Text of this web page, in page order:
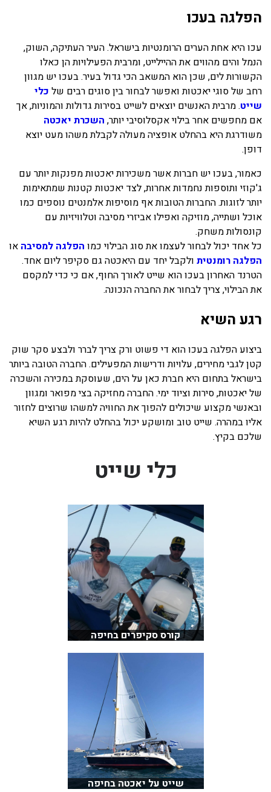
בכנרת למשפחות
בצפון
בארץ
לקפריסין
נתניה
בבאר שבע
הפלגה בעכו
עכו היא אחת הערים הרומנטיות בישראל. העיר העתיקה, השוק,
הנמל והים מהווים את ההיילייט, ומרבית הפעילויות הן כאלו
הקשורות לים, שכן הוא המשאב הכי גדול בעיר. בעכו יש מגוון
רחב של סוגי יאכטות ואפשר לבחור בין סוגים רבים של כלי
שייט. מרבית האנשים יוצאים לשייט בסירות גדולות והמוניות, אך
אם מחפשים אחר בילוי אקסלוסיבי יותר, השכרת יאכטה
משודרגת היא בהחלט אופציה מעולה לקבלת משהו מעט יוצא
דופן.
כאמור, בעכו יש חברות אשר משכירות יאכטות מפנקות יותר עם
ג'קוזי ותוספות נחמדות אחרות, לצד יאכטות קטנות שמתאימות
יותר לזוגות. החברות הטובות אף מוסיפות אלמנטים נוספים כמו
אוכל ושתייה, מוזיקה ואפילו אביזרי מסיבה וטלוויזיות עם
קונסולות משחק.
כל אחד יכול לבחור לעצמו את סוג הבילוי כמו הפלגה למסיבה או
הפלגה רומנטית ולקבל יחד עם היאכטה גם סקיפר ליום אחד.
הטרנד האחרון בעכו הוא שייט לאורך החוף, אם כי כדי למקסם
את הבילוי, צריך לבחור את החברה הנכונה.
רגע השיא
ביצוע הפלגה בעכו הוא די פשוט ורק צריך לברר ולבצע סקר שוק
קטן לגבי מחירים, עלויות ודרישות המפעילים. החברה הטובה ביותר
בישראל בתחום היא חברת כאן על הים, שעוסקת במכירה והשכרה
של יאכטות, סירות וציוד ימי. החברה מחזיקה בצי מפואר ומגוון
ובאנשי מקצוע שיכולים להפוך את החוויה למשהו שרוצים לחזור
אליו במהרה. שייט טוב ומושקע יכול בהחלט להיות רגע השיא
שלכם בקיץ.
כלי שייט
קורס סקיפרים בחיפה
שייט על יאכטה בחיפה